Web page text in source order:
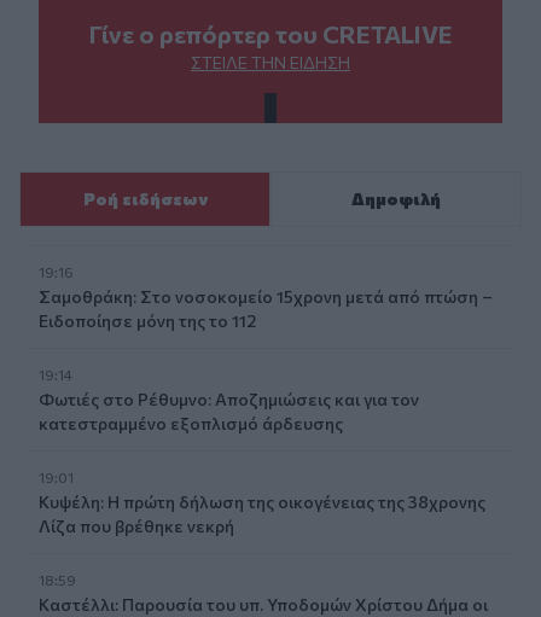
Γίνε ο ρεπόρτερ του CRETALIVE
ΣΤΕΊΛΕ ΤΗΝ ΕΊΔΗΣΗ
Ροή ειδήσεων Δημοφιλή
19:16
Σαμοθράκη: Στο νοσοκομείο 15χρονη μετά από πτώση –
Ειδοποίησε μόνη της το 112
19:14
Φωτιές στο Ρέθυμνο: Αποζημιώσεις και για τον
κατεστραμμένο εξοπλισμό άρδευσης
19:01
Κυψέλη: Η πρώτη δήλωση της οικογένειας της 38χρονης
Λίζα που βρέθηκε νεκρή
18:59
Καστέλλι: Παρουσία του υπ. Υποδομών Χρίστου Δήμα οι